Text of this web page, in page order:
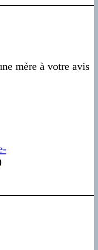
mère à votre avis